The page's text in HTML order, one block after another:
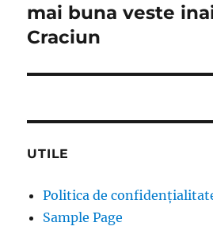
post:
mai buna veste
Craciun
UTILE
Politica de
Sample Page